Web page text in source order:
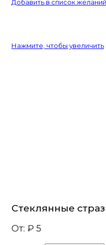
Добавить в список желаний
Нажмите, чтобы увеличить
Стеклянные
От: ₽ 5